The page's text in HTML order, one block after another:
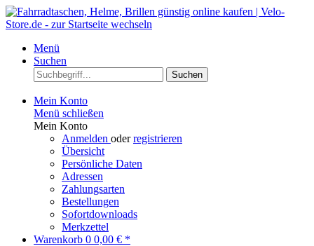
Menü
Suchen
Suchen
Mein Konto
Menü schließen
Mein Konto
Anmelden oderregistrieren
Übersicht
Persönliche Daten
Adressen
Zahlungsarten
Bestellungen
Sofortdownloads
Merkzettel
Warenkorb 0 0,00 € *